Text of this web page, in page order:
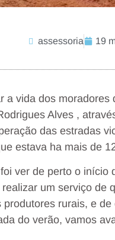
assessoria 19
a vida dos
Alves ,
das estradas
estava ha mais de
ver de perto o início
um serviço de
rurais, e
do verão, vamos